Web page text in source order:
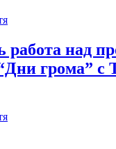
работа над
грома” с